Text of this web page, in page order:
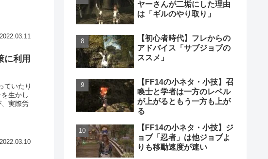
2022.03.11
に利用
ていたり
生かし
実際労
2022.03.10
ヤーさんが二垢にした理由
は「ギルのやり取り」
【初心者時代】フレからの
アドバイス「サブジョブの
ススメ」
【FF14の小ネタ・小技】召
喚士と学者は一方のレベル
が上がるともう一方も上が
る
【FF14の小ネタ・小技】ジ
ョブ「忍者」は他ジョブよ
りも移動速度が速い